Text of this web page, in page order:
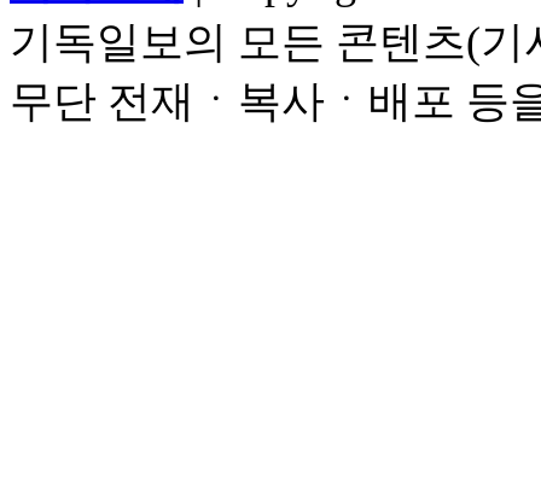
기독일보의 모든 콘텐츠(
무단 전재ㆍ복사ㆍ배포 등